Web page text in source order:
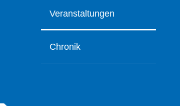
Veranstaltungen
Chronik